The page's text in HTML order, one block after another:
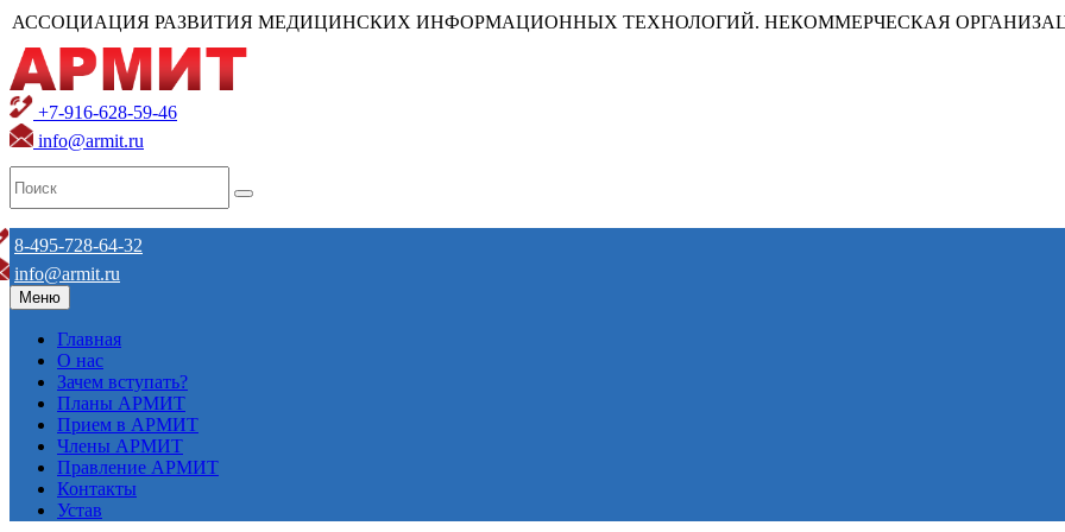
АССОЦИАЦИЯ РАЗВИТИЯ МЕДИЦИНСКИХ ИНФОРМАЦИОННЫХ ТЕХНОЛОГИЙ. НЕКОММЕРЧЕСКАЯ
+7-916-628-59-46
info@armit.ru
8-495-728-64-32
info@armit.ru
Меню
Главная
О нас
Зачем вступать?
Планы АРМИТ
Прием в АРМИТ
Члены АРМИТ
Правление АРМИТ
Контакты
Устав